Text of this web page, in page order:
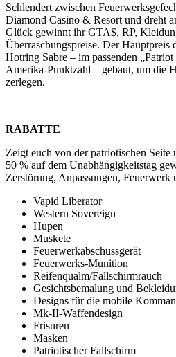
Schlendert zwischen
Diamond Casino & Resort und dreht
Glück gewinnt ihr GTA$, RP,
Überraschungspreise. Der Hauptpreis
Hotring Sabre – im passenden
Amerika-Punktzahl – gebaut, um die
zerlegen.
RABATTE
Zeigt euch von der patriotischen Seite
50 % auf dem Unabhängigkeitstag
Zerstörung, Anpassungen, Feuerwerk
Vapid Liberator
Western Sovereign
Hupen
Muskete
Feuerwerkabschussgerät
Feuerwerks-Munition
Reifenqualm/Fallschirmrauch
Gesichtsbemalung und
Designs für die mobile
Mk-II-Waffendesign
Frisuren
Masken
Patriotischer Fallschirm